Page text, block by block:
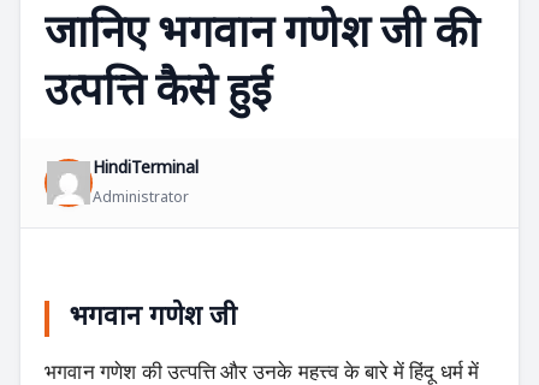
जानिए भगवान गणेश जी की
उत्पत्ति कैसे हुई
HindiTerminal
Administrator
भगवान गणेश जी
भगवान गणेश की उत्पत्ति और उनके महत्त्व के बारे में हिंदू धर्म में